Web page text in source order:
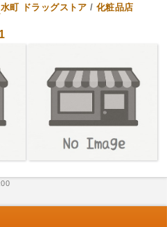
町 ドラッグストア / 化粧品店